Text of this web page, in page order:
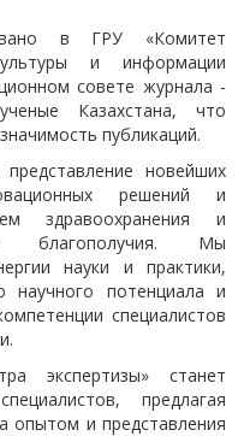
в ГРУ «Комитет
и информации
совете журнала -
Казахстана, что
публикаций.
новейших
решений и
здравоохранения и
благополучия. Мы
науки и практики,
научного потенциала и
специалистов
экспертизы» станет
предлагая
опытом и представления